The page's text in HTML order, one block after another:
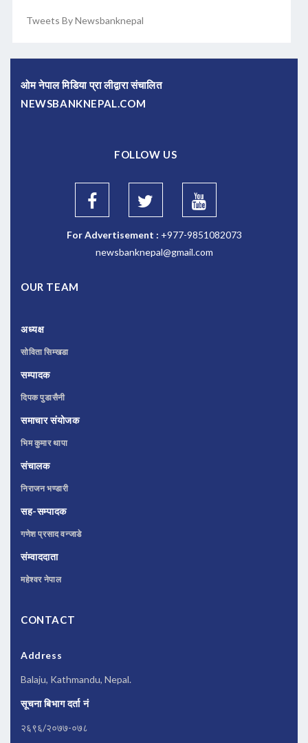
Tweets By Newsbanknepal
ओम नेपाल मिडिया प्रा लीद्वारा संचालित
NEWSBANKNEPAL.COM
FOLLOW US
For Advertisement : +977-9851082073
newsbanknepal@gmail.com
OUR TEAM
अध्यक्ष
सोविता सिम्खडा
सम्पादक
दिपक पुडासैनी
समाचार संयोजक
भिम कुमार थापा
संचालक
निराजन भण्डारी
सह-सम्पादक
गणेश प्रसाद वन्जाडे
संम्वाददाता
महेश्वर नेपाल
CONTACT
Address
Balaju, Kathmandu, Nepal.
सूचना बिभाग दर्ता नं
२६९६/२०७७-०७८